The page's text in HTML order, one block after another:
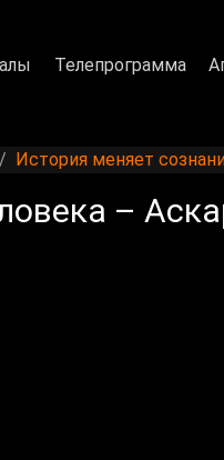
Телепрограмма
История меняет
–